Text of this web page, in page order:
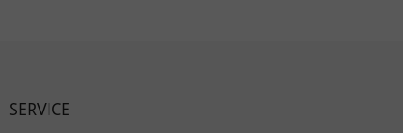
SERVICE